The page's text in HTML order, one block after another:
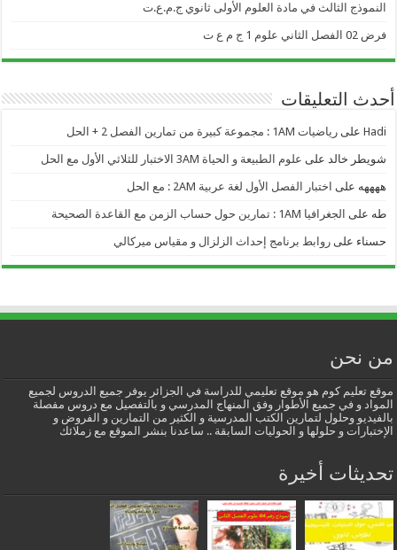
النموذج الثالث في مادة العلوم الأولى ثانوي ج.م.ع.ت
فرض 02 الفصل الثاني علوم 1 ج م ع ت
أحدث التعليقات
Hadi علىرياضيات 1AM : مجموعة كبيرة من تمارين الفصل 2 + الحل
شويطر خالد على علوم الطبيعة و الحياة 3AM الاختبار للثلاثي الأول مع الحل
ههههه على اختبار الفصل الأول لغة عربية 2AM : مع الحل
طه على الجغرافيا 1AM : تمارين حول حساب الزمن مع القاعدة الصحيحة
حسناء علىروابط برنامج إحداث الزلزال و مقياس ميركالي
من نحن
موقع تعليم كوم هو موقع تعليمي للدراسة في الجزائر يوفر جميع الدروس لجميع
المواد و في جميع الأطوار وفق المنهاج المدرسي و بالتفصيل مع دروس مفصلة
بالفيديو وحلول لتمارين الكتب المدرسية و الكثير من التمارين و الفروض و
الإختبارات و حلولها و الحوليات السابقة .. ساعدنا بنشر الموقع مع زملائك
تحديثات أخيرة